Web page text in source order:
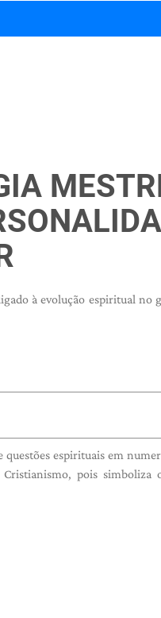
à evolução espiritual no
espirituais em
pois simboliza